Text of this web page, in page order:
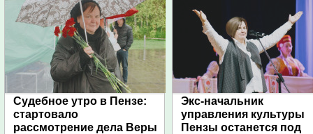
Судебное утро в Пензе:
стартовало
рассмотрение дела Веры
Экс-начальник
управления культуры
Пензы останется под